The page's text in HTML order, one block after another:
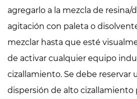
agregarlo a la mezcla de resina/
agitación con paleta o
mezclar hasta que esté
de activar cualquier equipo
cizallamiento. Se debe reservar
dispersión de alto